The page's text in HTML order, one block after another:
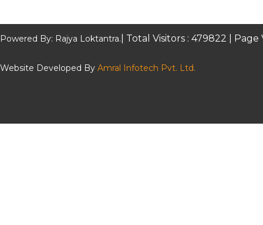
Powered By: Rajya Loktantra. | Total Visitors : 479822 | Page
Website Developed By Amral Infotech Pvt. Ltd.